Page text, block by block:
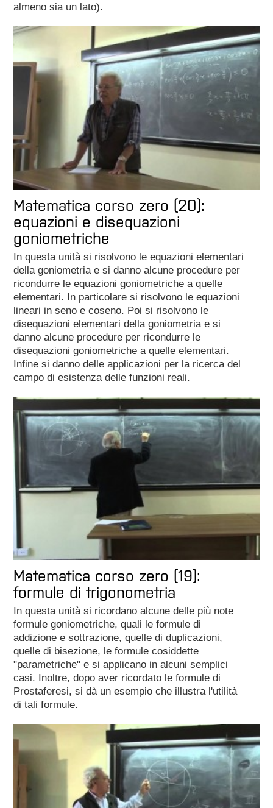
almeno sia un lato).
Matematica corso zero (20):
equazioni e disequazioni
goniometriche
In questa unità si risolvono le equazioni elementari
della goniometria e si danno alcune procedure per
ricondurre le equazioni goniometriche a quelle
elementari. In particolare si risolvono le equazioni
lineari in seno e coseno. Poi si risolvono le
disequazioni elementari della goniometria e si
danno alcune procedure per ricondurre le
disequazioni goniometriche a quelle elementari.
Infine si danno delle applicazioni per la ricerca del
campo di esistenza delle funzioni reali.
Matematica corso zero (19):
formule di trigonometria
In questa unità si ricordano alcune delle più note
formule goniometriche, quali le formule di
addizione e sottrazione, quelle di duplicazioni,
quelle di bisezione, le formule cosiddette
"parametriche" e si applicano in alcuni semplici
casi. Inoltre, dopo aver ricordato le formule di
Prostaferesi, si dà un esempio che illustra l'utilità
di tali formule.